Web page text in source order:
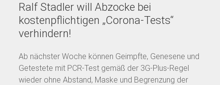
Ralf Stadler will Abzocke bei
kostenpflichtigen „Corona-Tests“
verhindern!
Ab nächster Woche können Geimpfte, Genesene und
Getestete mit PCR-Test gemäß der 3G-Plus-Regel
wieder ohne Abstand, Maske und Begrenzung der